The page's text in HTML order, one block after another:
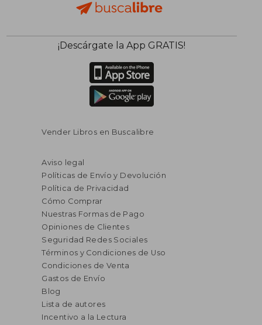
¡Descárgate la App GRATIS!
Vender Libros en Buscalibre
Aviso legal
Políticas de Envío y Devolución
Política de Privacidad
Cómo Comprar
Nuestras Formas de Pago
Opiniones de Clientes
Seguridad Redes Sociales
Términos y Condiciones de Uso
Condiciones de Venta
Gastos de Envío
Blog
Lista de autores
Incentivo a la Lectura